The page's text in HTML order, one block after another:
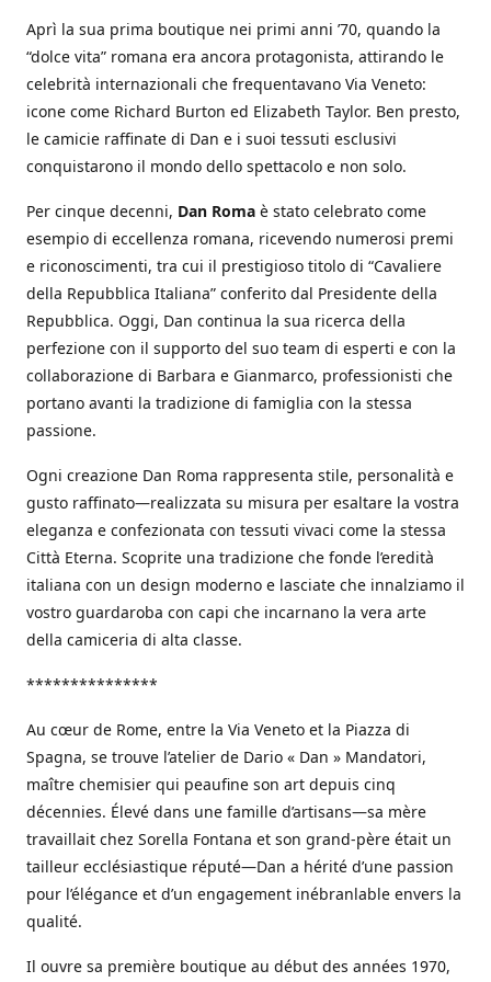
Aprì la sua prima boutique nei primi anni ’70, quando la
“dolce vita” romana era ancora protagonista, attirando le
celebrità internazionali che frequentavano Via Veneto:
icone come Richard Burton ed Elizabeth Taylor. Ben presto,
le camicie raffinate di Dan e i suoi tessuti esclusivi
conquistarono il mondo dello spettacolo e non solo.
Per cinque decenni, Dan Roma è stato celebrato come
esempio di eccellenza romana, ricevendo numerosi premi
e riconoscimenti, tra cui il prestigioso titolo di “Cavaliere
della Repubblica Italiana” conferito dal Presidente della
Repubblica. Oggi, Dan continua la sua ricerca della
perfezione con il supporto del suo team di esperti e con la
collaborazione di Barbara e Gianmarco, professionisti che
portano avanti la tradizione di famiglia con la stessa
passione.
Ogni creazione Dan Roma rappresenta stile, personalità e
gusto raffinato—realizzata su misura per esaltare la vostra
eleganza e confezionata con tessuti vivaci come la stessa
Città Eterna. Scoprite una tradizione che fonde l’eredità
italiana con un design moderno e lasciate che innalziamo il
vostro guardaroba con capi che incarnano la vera arte
della camiceria di alta classe.
***************
Au cœur de Rome, entre la Via Veneto et la Piazza di
Spagna, se trouve l’atelier de Dario « Dan » Mandatori,
maître chemisier qui peaufine son art depuis cinq
décennies. Élevé dans une famille d’artisans—sa mère
travaillait chez Sorella Fontana et son grand-père était un
tailleur ecclésiastique réputé—Dan a hérité d’une passion
pour l’élégance et d’un engagement inébranlable envers la
qualité.
Il ouvre sa première boutique au début des années 1970,